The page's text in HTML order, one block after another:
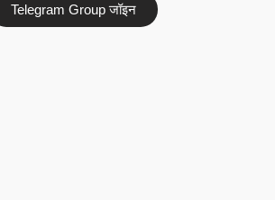
Telegram Group जॉइन